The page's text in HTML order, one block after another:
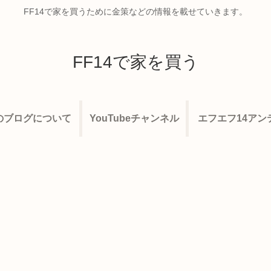
FF14で家を買うために金策などの情報を載せていきます。
FF14で家を買う
ブログについて YouTubeチャンネル エフエフ14アン